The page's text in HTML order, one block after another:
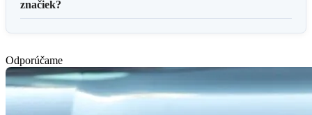
značiek?
Odporúčame